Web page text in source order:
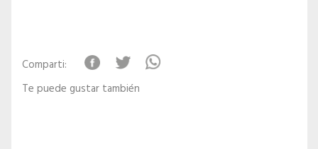
Comparti:
Te puede gustar también